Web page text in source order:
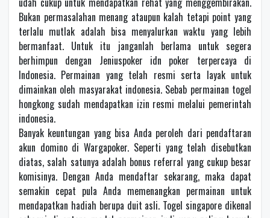
Bukan permasalahan menang ataupun kalah tetapi point yang
terlalu mutlak adalah bisa menyalurkan waktu yang lebih
bermanfaat. Untuk itu janganlah berlama untuk segera
berhimpun dengan Jeniuspoker idn poker terpercaya di
Indonesia. Permainan yang telah resmi serta layak untuk
dimainkan oleh masyarakat indonesia. Sebab permainan togel
hongkong sudah mendapatkan izin resmi melalui pemerintah
indonesia.
Banyak keuntungan yang bisa Anda peroleh dari pendaftaran
akun domino di Wargapoker. Seperti yang telah disebutkan
diatas, salah satunya adalah bonus referral yang cukup besar
komisinya. Dengan Anda mendaftar sekarang, maka dapat
semakin cepat pula Anda memenangkan permainan untuk
mendapatkan hadiah berupa duit asli. Togel singapore dikenal